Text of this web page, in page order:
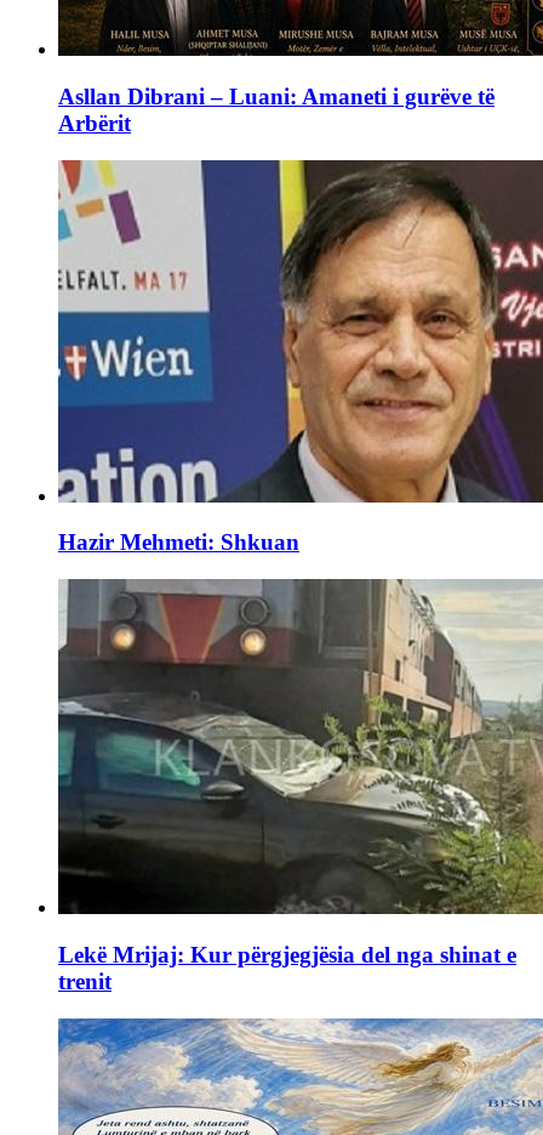
Asllan Dibrani – Luani: Amaneti i gurëve të
Arbërit
Hazir Mehmeti: Shkuan
Lekë Mrijaj: Kur përgjegjësia del nga shinat e
trenit